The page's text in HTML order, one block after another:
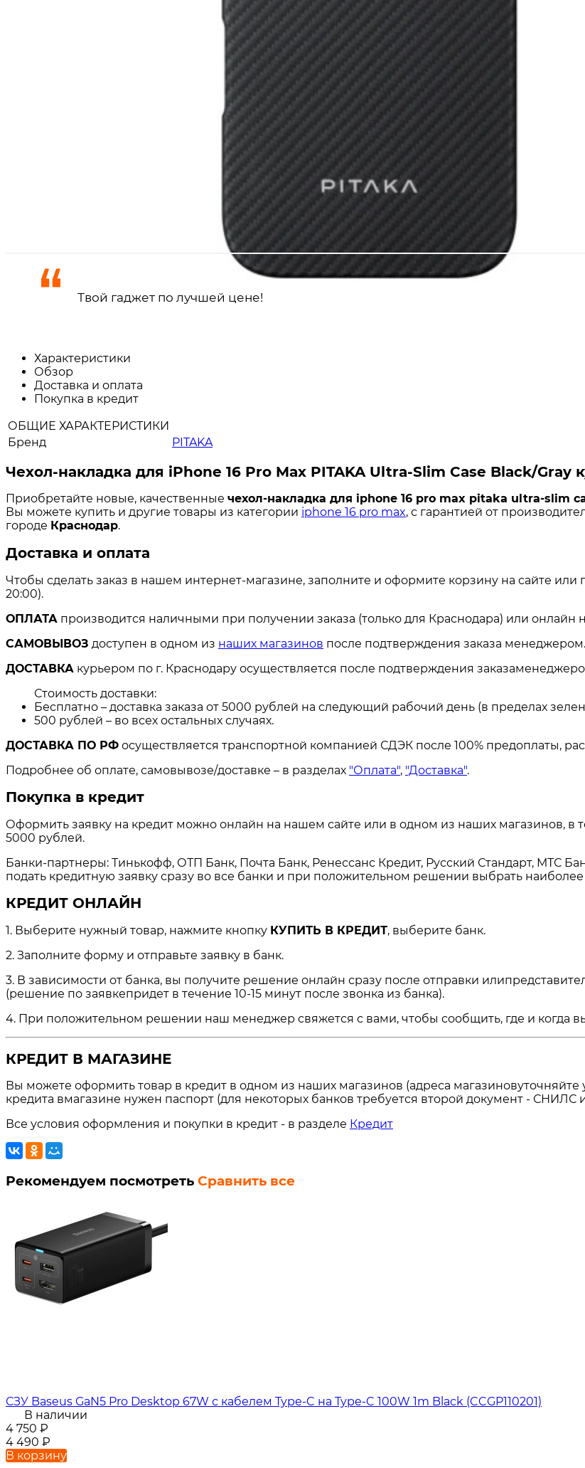
Твой гаджет по лучшей цене!
Характеристики
Обзор
Доставка и оплата
Покупка в кредит
ОБЩИЕ ХАРАКТЕРИСТИКИ
Бренд
PITAKA
Чехол-накладка для iPhone 16 Pro Max PITAKA Ultra-Slim Case Black/Gray
Приобретайте новые, качественные чехол-накладка для iphone 16 pro max pitaka ultra-slim
Вы можете купить и другие товары из категории iphone 16 pro max, с гарантией от
городе Краснодар.
Доставка и оплата
Чтобы сделать заказ в нашем интернет-магазине, заполните и оформите корзину на сайте или
20:00).
ОПЛАТА производится наличными при получении заказа (только для Краснодара) или
САМОВЫВОЗ доступен в одном из наших магазинов после подтверждения заказа менеджером.
ДОСТАВКА курьером по г. Краснодару осуществляется после подтверждения
Стоимость доставки:
Бесплатно – доставка заказа от 5000 рублей на следующий рабочий день (в пределах
500 рублей – во всех остальных случаях.
ДОСТАВКА ПО РФ осуществляется транспортной компанией СДЭК после 100% предоплаты,
Подробнее об оплате, самовывозе/доставке – в разделах "Оплата", "Доставка".
Покупка в кредит
Оформить заявку на кредит можно онлайн на нашем сайте или в одном из наших магазинов, в
5000 рублей.
Банки-партнеры: Тинькофф, ОТП Банк, Почта Банк, Ренессанс Кредит, Русский Стандарт, МТС
подать кредитную заявку сразу во все банки и при положительном решении выбрать
КРЕДИТ ОНЛАЙН
1. Выберите нужный товар, нажмите кнопку КУПИТЬ В КРЕДИТ, выберите банк.
2. Заполните форму и отправьте заявку в банк.
3. В зависимости от банка, вы получите решение онлайн сразу после отправки
(решение по заявкепридет в течение 10-15 минут после звонка из банка).
4. При положительном решении наш менеджер свяжется с вами, чтобы сообщить, где и когда
КРЕДИТ В МАГАЗИНЕ
Вы можете оформить товар в кредит в одном из наших магазинов (адреса
кредита вмагазине нужен паспорт (для некоторых банков требуется второй документ - СНИЛС
Все условия оформления и покупки в кредит - в разделе Кредит
Рекомендуем посмотреть Сравнить все
СЗУ Baseus GaN5 Pro Desktop 67W с кабелем Type-C на Type-C 100W 1m Black (CCGP110201)
В наличии
4 750 ₽
4 490 ₽
В корзину